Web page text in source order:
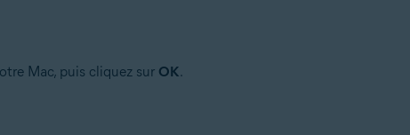
Mac, puis cliquez sur OK.